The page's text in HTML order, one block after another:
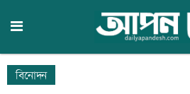
বিনোদন